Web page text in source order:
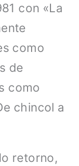
con «La
como
de
como
chincol a
retorno,